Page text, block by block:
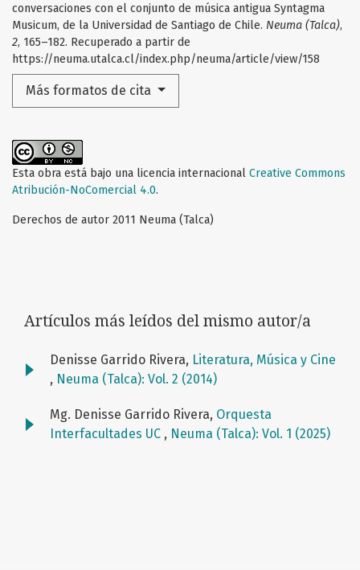
conversaciones con el conjunto de música antigua Syntagma
Musicum, de la Universidad de Santiago de Chile. Neuma (Talca),
2, 165–182. Recuperado a partir de
https://neuma.utalca.cl/index.php/neuma/article/view/158
Más formatos de cita
Esta obra está bajo una licencia internacional Creative Commons
Atribución-NoComercial 4.0.
Derechos de autor 2011 Neuma (Talca)
Artículos más leídos del mismo autor/a
Denisse Garrido Rivera, Literatura, Música y Cine
, Neuma (Talca): Vol. 2 (2014)
Mg. Denisse Garrido Rivera, Orquesta
Interfacultades UC , Neuma (Talca): Vol. 1 (2025)